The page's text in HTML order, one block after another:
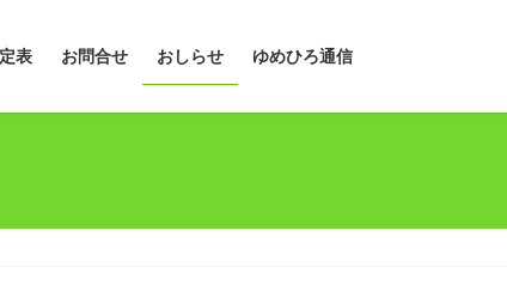
表 お問合せ おしらせ ゆめひろ通信